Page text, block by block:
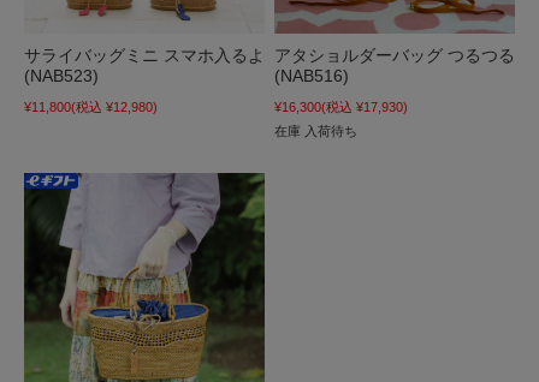
サライバッグミニ スマホ入るよ
(NAB523)
¥11,800(税込 ¥12,980)
アタショルダーバッグ つるつる
(NAB516)
¥16,300(税込 ¥17,930)
在庫 入荷待ち